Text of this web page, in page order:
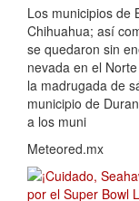
Los municipios de
Chihuahua; así
se quedaron sin
nevada en el
la madrugada de
municipio de
a los muni
Meteored.mx